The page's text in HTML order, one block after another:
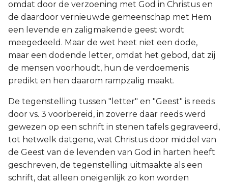
omdat door de verzoening met God in Christus en
de daardoor vernieuwde gemeenschap met Hem
een levende en zaligmakende geest wordt
meegedeeld. Maar de wet heet niet een dode,
maar een dodende letter, omdat het gebod, dat zij
de mensen voorhoudt, hun de verdoemenis
predikt en hen daarom rampzalig maakt.
De tegenstelling tussen "letter" en "Geest" is reeds
door vs. 3 voorbereid, in zoverre daar reeds werd
gewezen op een schrift in stenen tafels gegraveerd,
tot hetwelk datgene, wat Christus door middel van
de Geest van de levenden van God in harten heeft
geschreven, de tegenstelling uitmaakte als een
schrift, dat alleen oneigenlijk zo kon worden